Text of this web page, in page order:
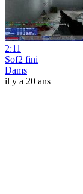
2:11
Sof2 fini
Dams
il y a 20 ans